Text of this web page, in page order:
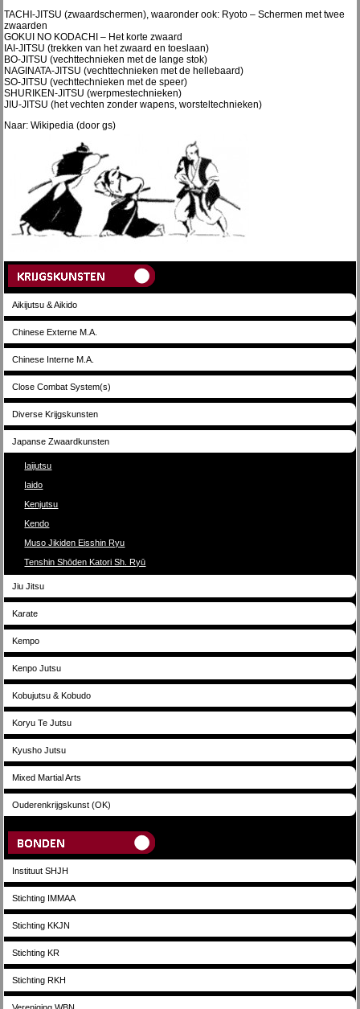
TACHI-JITSU (zwaardschermen), waaronder ook: Ryoto – Schermen met twee
zwaarden
GOKUI NO KODACHI – Het korte zwaard
IAI-JITSU (trekken van het zwaard en toeslaan)
BO-JITSU (vechttechnieken met de lange stok)
NAGINATA-JITSU (vechttechnieken met de hellebaard)
SO-JITSU (vechttechnieken met de speer)
SHURIKEN-JITSU (werpmestechnieken)
JIU-JITSU (het vechten zonder wapens, worsteltechnieken)
Naar: Wikipedia (door gs)
Aikijutsu & Aikido
Chinese Externe M.A.
Chinese Interne M.A.
Close Combat System(s)
Diverse Krijgskunsten
Japanse Zwaardkunsten
Iaijutsu
Iaido
Kenjutsu
Kendo
Muso Jikiden Eisshin Ryu
Tenshin Shōden Katori Sh. Ryū
Jiu Jitsu
Karate
Kempo
Kenpo Jutsu
Kobujutsu & Kobudo
Koryu Te Jutsu
Kyusho Jutsu
Mixed Martial Arts
Ouderenkrijgskunst (OK)
Instituut SHJH
Stichting IMMAA
Stichting KKJN
Stichting KR
Stichting RKH